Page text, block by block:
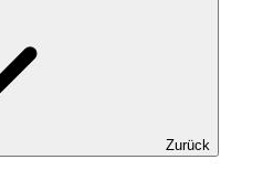
Zurück